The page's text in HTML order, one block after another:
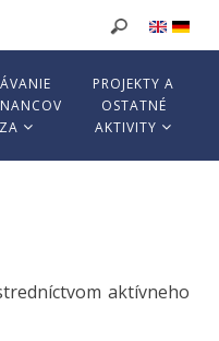
PROJEKTY A
OSTATNÉ
AKTIVITY
aktívneho